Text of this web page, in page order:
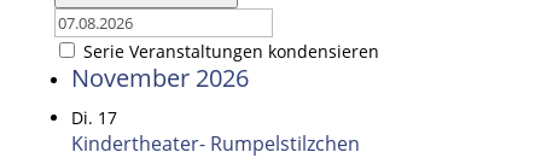
Serie Veranstaltungen kondensieren
November 2026
Di. 17
Kindertheater- Rumpelstilzchen